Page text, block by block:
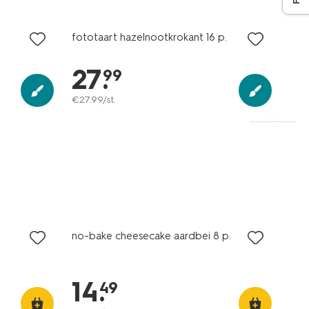
fototaart hazelnootkrokant 16 p.
27.
99
€27.99/st.
no-bake cheesecake aardbei 8 p.
14.
49